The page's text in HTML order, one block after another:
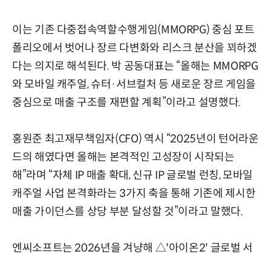
이는 기존 다중접속역할수행게임(MMORPG) 중심 포트
폴리오에서 벗어나 장르 다변화와 리스크 분산을 꾀하겠
다는 의지로 해석된다. 박 공동대표는 “올해는 MMORPG
와 모바일 캐주얼, 슈터·서브컬처 등 새로운 장르 게임을
중심으로 매출 구조를 재편할 계획”이라고 설명했다.
홍원준 최고재무책임자(CFO) 역시 “2025년이 턴어라운
드의 해였다면 올해는 본격적인 고성장이 시작되는
해”라며 “자체 IP 매출 확대, 신규 IP 글로벌 런칭, 모바일
캐주얼 사업 본격화라는 3가지 축을 통해 기존에 제시한
매출 가이던스를 상당 부분 달성할 것”이라고 말했다.
엔씨소프트는 2026년을 겨냥해 △'아이온2' 글로벌 서